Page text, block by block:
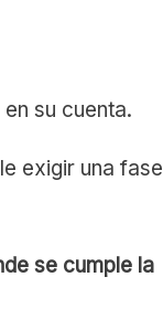
su cuenta.
exigir una fase
se cumple la